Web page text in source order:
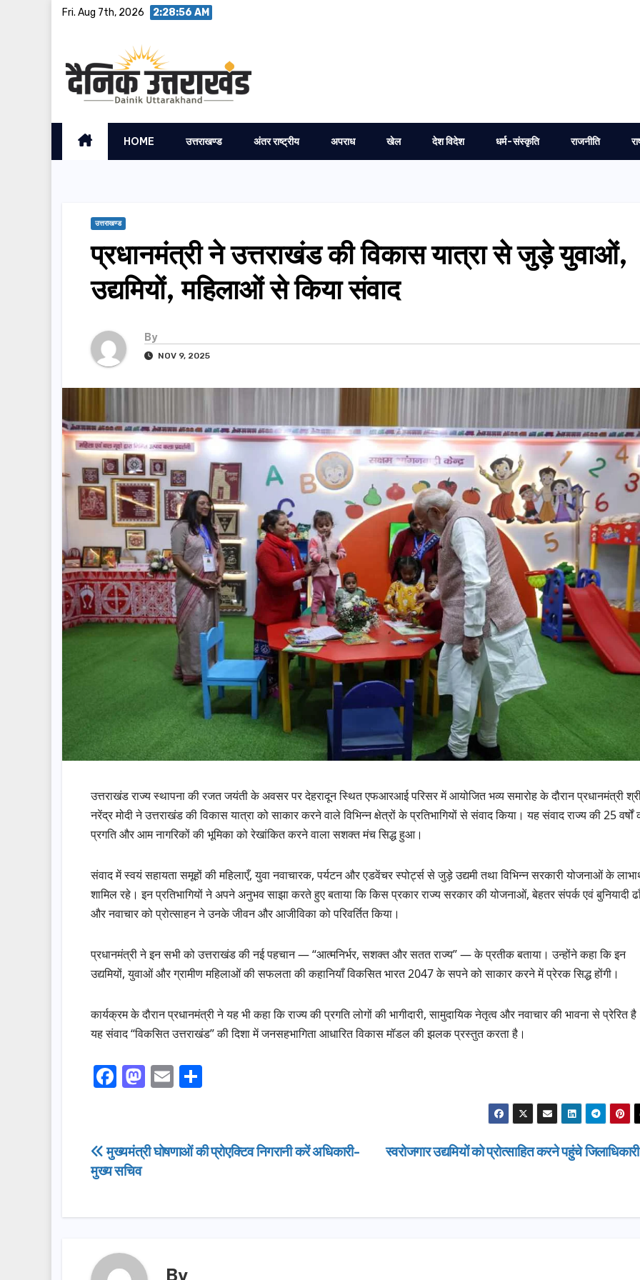
Fri. Aug 7th, 2026 2:28:57 AM
HOME उत्तराखण्ड अंतर राष्ट्रीय अपराध खेल देश विदेश धर्म-संस्कृति राजनीति
उत्तराखण्ड
प्रधानमंत्री ने उत्तराखंड की विकास यात्रा से जुड़े युवाओं,
उद्यमियों, महिलाओं से किया संवाद
By
NOV 9, 2025
उत्तराखंड राज्य स्थापना की रजत जयंती के अवसर पर देहरादून स्थित एफआरआई परिसर में आयोजित भव्य समारोह के दौरान प्रधानमंत्री
नरेंद्र मोदी ने उत्तराखंड की विकास यात्रा को साकार करने वाले विभिन्न क्षेत्रों के प्रतिभागियों से संवाद किया। यह संवाद राज्य की 25 वर्षों
प्रगति और आम नागरिकों की भूमिका को रेखांकित करने वाला सशक्त मंच सिद्ध हुआ।
संवाद में स्वयं सहायता समूहों की महिलाएँ, युवा नवाचारक, पर्यटन और एडवेंचर स्पोर्ट्स से जुड़े उद्यमी तथा विभिन्न सरकारी योजनाओं के
शामिल रहे। इन प्रतिभागियों ने अपने अनुभव साझा करते हुए बताया कि किस प्रकार राज्य सरकार की योजनाओं, बेहतर संपर्क एवं बुनियादी
और नवाचार को प्रोत्साहन ने उनके जीवन और आजीविका को परिवर्तित किया।
प्रधानमंत्री ने इन सभी को उत्तराखंड की नई पहचान — “आत्मनिर्भर, सशक्त और सतत राज्य” — के प्रतीक बताया। उन्होंने कहा कि इन
उद्यमियों, युवाओं और ग्रामीण महिलाओं की सफलता की कहानियाँ विकसित भारत 2047 के सपने को साकार करने में प्रेरक सिद्ध होंगी।
कार्यक्रम के दौरान प्रधानमंत्री ने यह भी कहा कि राज्य की प्रगति लोगों की भागीदारी, सामुदायिक नेतृत्व और नवाचार की भावना से प्रेरित
यह संवाद “विकसित उत्तराखंड” की दिशा में जनसहभागिता आधारित विकास मॉडल की झलक प्रस्तुत करता है।
F
e
b
o
M
o
n
E
e
Post
navigation
स्वरोजगार उद्यमियों को प्रोत्साहित करने पहुंचे जिलाधिकारी
मुख्यमंत्री घोषणाओं की प्रोएक्टिव निगरानी करें अधिकारी-
मुख्य सचिव
By
दिल्ली-देहरादून कॉरिडोर
से जुड़ी 12 किमी